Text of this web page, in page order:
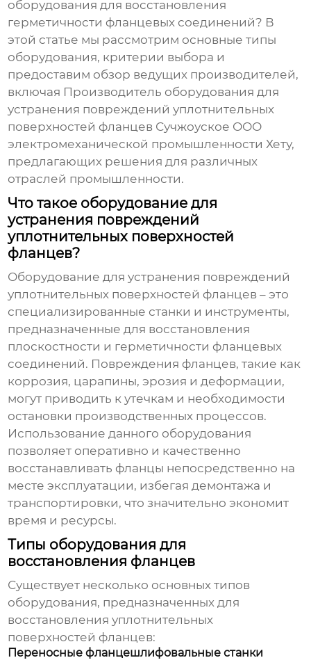
оборудования для восстановления
герметичности фланцевых соединений? В
этой статье мы рассмотрим основные типы
оборудования, критерии выбора и
предоставим обзор ведущих производителей,
включая Производитель оборудования для
устранения повреждений уплотнительных
поверхностей фланцев Сучжоуское ООО
электромеханической промышленности Хету,
предлагающих решения для различных
отраслей промышленности.
Что такое оборудование для
устранения повреждений
уплотнительных поверхностей
фланцев?
Оборудование для устранения повреждений
уплотнительных поверхностей фланцев – это
специализированные станки и инструменты,
предназначенные для восстановления
плоскостности и герметичности фланцевых
соединений. Повреждения фланцев, такие как
коррозия, царапины, эрозия и деформации,
могут приводить к утечкам и необходимости
остановки производственных процессов.
Использование данного оборудования
позволяет оперативно и качественно
восстанавливать фланцы непосредственно на
месте эксплуатации, избегая демонтажа и
транспортировки, что значительно экономит
время и ресурсы.
Типы оборудования для
восстановления фланцев
Существует несколько основных типов
оборудования, предназначенных для
восстановления уплотнительных
поверхностей фланцев:
Переносные фланцешлифовальные станки